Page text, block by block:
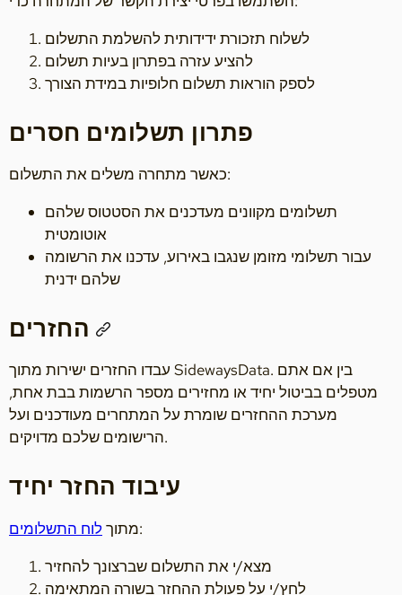
לשלוח תזכורת ידידותית להשלמת התשלום
להציע עזרה בפתרון בעיות תשלום
לספק הוראות תשלום חלופיות במידת הצורך
פתרון תשלומים חסרים
כאשר מתחרה משלים את התשלום:
תשלומים מקוונים מעדכנים את הסטטוס שלהם
אוטומטית
עבור תשלומי מזומן שנגבו באירוע, עדכנו את הרשומה
שלהם ידנית
עבדו החזרים ישירות מתוך SidewaysData. בין אם אתם
מטפלים בביטול יחיד או מחזירים מספר הרשמות בבת אחת,
מערכת ההחזרים שומרת על המתחרים מעודכנים ועל
הרישומים שלכם מדויקים.
עיבוד החזר יחיד
מתוךלוח התשלומים
:
מצא/י את התשלום שברצונך להחזיר
לחץ/י על פעולת ההחזר בשורה המתאימה